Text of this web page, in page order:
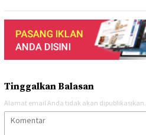
Tinggalkan Balasan
Alamat email Anda tidak akan dipublikasikan.